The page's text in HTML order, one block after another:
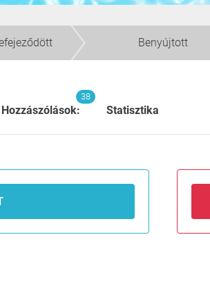
Benyújtott
Hozzászólások:
38
Statisztika